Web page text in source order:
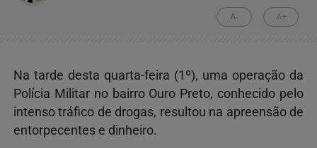
A- A+
Na tarde desta quarta-feira (1º), uma operação da
Polícia Militar no bairro Ouro Preto, conhecido pelo
intenso tráfico de drogas, resultou na apreensão de
entorpecentes e dinheiro.